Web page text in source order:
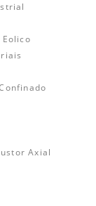
Eolico
Axial